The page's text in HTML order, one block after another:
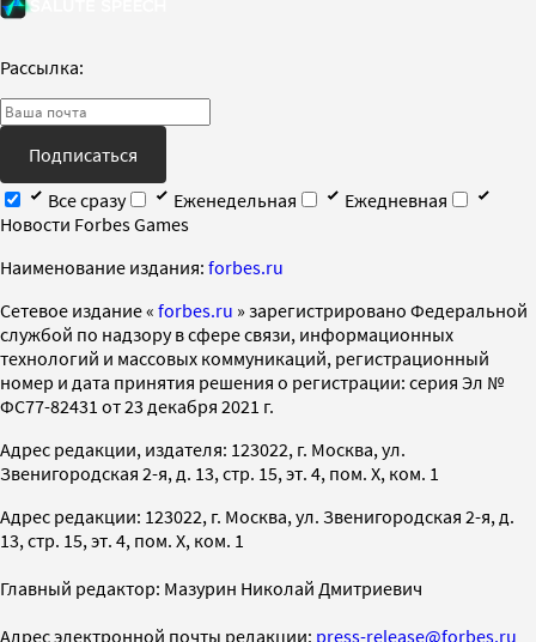
Рассылка:
Подписаться
Все сразу
Еженедельная
Ежедневная
Новости Forbes Games
Наименование издания: forbes.ru
Cетевое издание « forbes.ru » зарегистрировано Федеральной
службой по надзору в сфере связи, информационных
технологий и массовых коммуникаций, регистрационный
номер и дата принятия решения о регистрации: серия Эл №
ФС77-82431 от 23 декабря 2021 г.
Адрес редакции, издателя: 123022, г. Москва, ул.
Звенигородская 2-я, д. 13, стр. 15, эт. 4, пом. X, ком. 1
Адрес редакции: 123022, г. Москва, ул. Звенигородская 2-я, д.
13, стр. 15, эт. 4, пом. X, ком. 1
Главный редактор: Мазурин Николай Дмитриевич
Адрес электронной почты редакции: press-release@forbes.ru